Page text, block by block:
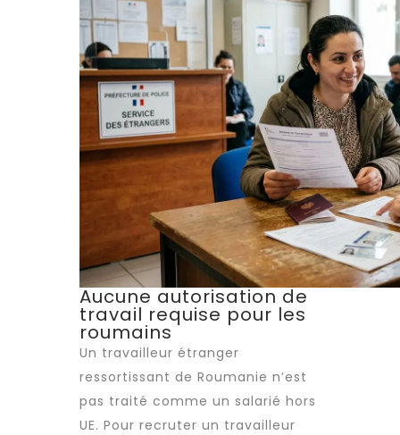
Aucune autorisation de
travail requise pour les
roumains
Un travailleur étranger
ressortissant de Roumanie n’est
pas traité comme un salarié hors
UE. Pour recruter un travailleur